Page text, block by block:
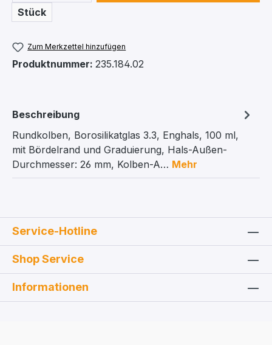
Stück
Zum Merkzettel hinzufügen
Produktnummer: 235.184.02
Beschreibung
Rundkolben, Borosilikatglas 3.3, Enghals, 100 ml,
mit Bördelrand und Graduierung, Hals-Außen-
Durchmesser: 26 mm, Kolben-A… Mehr
Service-Hotline
Shop Service
Informationen